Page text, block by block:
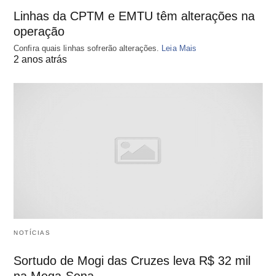
Linhas da CPTM e EMTU têm alterações na
operação
Confira quais linhas sofrerão alterações. Leia Mais
2 anos atrás
NOTÍCIAS
Sortudo de Mogi das Cruzes leva R$ 32 mil